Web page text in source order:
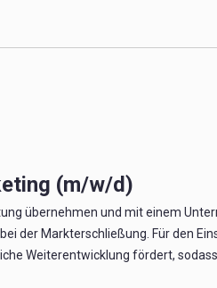
(m/w/d)
übernehmen und mit einem
der Markterschließung. Für den
Weiterentwicklung fördert, sodass